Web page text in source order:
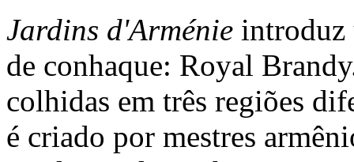
Jardins d'Arménie introduz
de conhaque: Royal
colhidas em três regiões
é criado por mestres